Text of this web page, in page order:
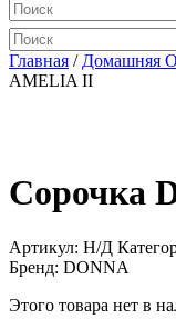
Главная / Домашняя
AMELIA II
Сорочка
Артикул: Н/Д
Бренд: DONNA
Этого товара нет в